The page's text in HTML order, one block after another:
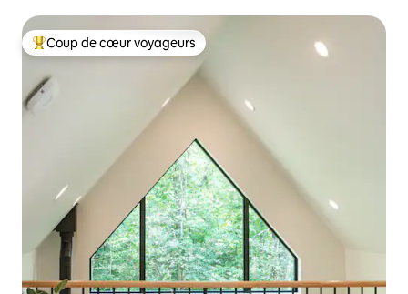
Coups de cœur voyageurs les plus appréciés
Coup de cœur voyageurs